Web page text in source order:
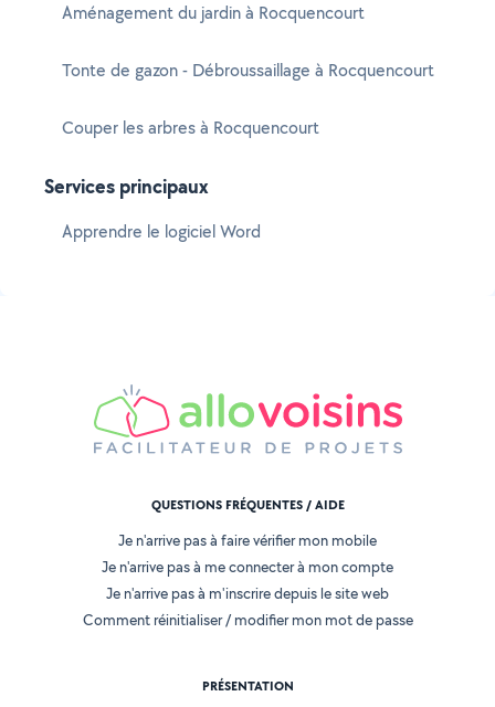
Aménagement du jardin à Rocquencourt
Tonte de gazon - Débroussaillage à Rocquencourt
Couper les arbres à Rocquencourt
Services principaux
Apprendre le logiciel Word
QUESTIONS FRÉQUENTES / AIDE
Je n'arrive pas à faire vérifier mon mobile
Je n'arrive pas à me connecter à mon compte
Je n'arrive pas à m'inscrire depuis le site web
Comment réinitialiser / modifier mon mot de passe
PRÉSENTATION